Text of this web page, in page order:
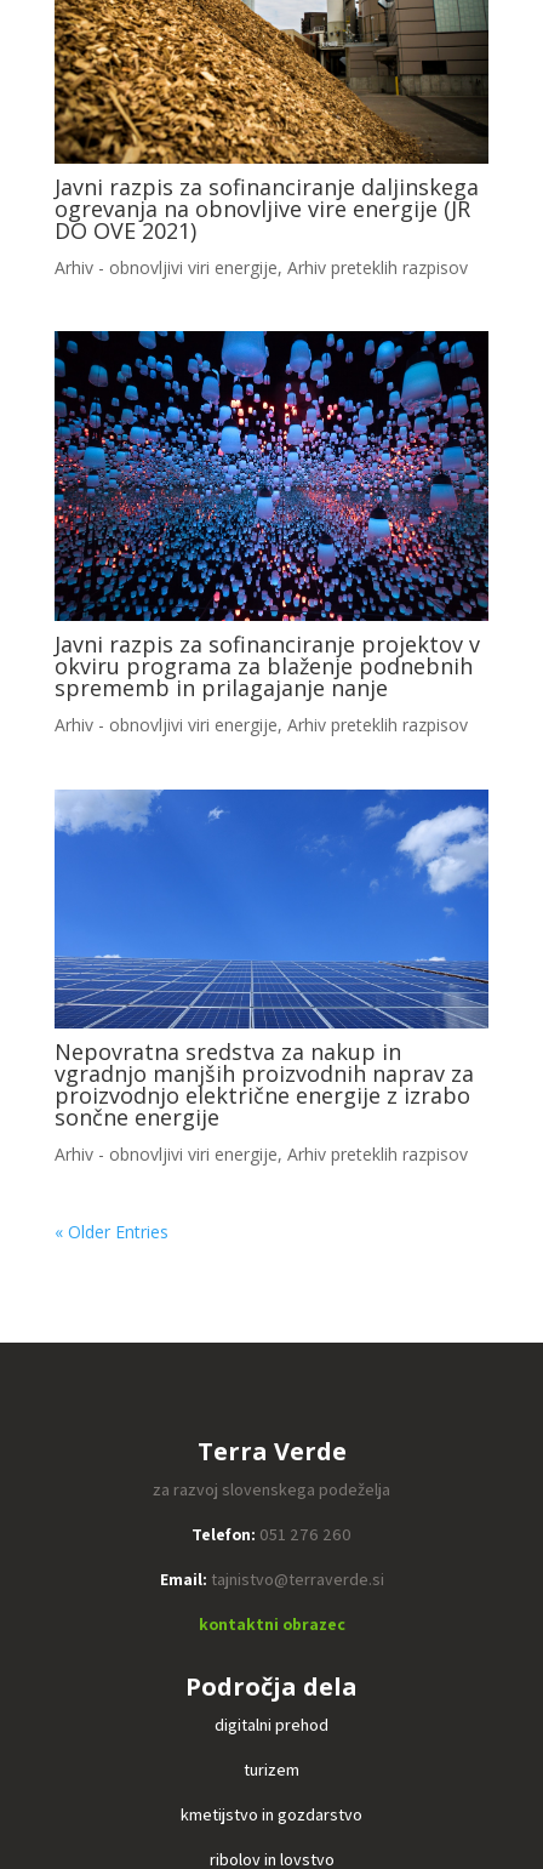
Javni razpis za sofinanciranje daljinskega
ogrevanja na obnovljive vire energije (JR
DO OVE 2021)
Arhiv - obnovljivi viri energije, Arhiv preteklih razpisov
Javni razpis za sofinanciranje projektov v
okviru programa za blaženje podnebnih
sprememb in prilagajanje nanje
Arhiv - obnovljivi viri energije, Arhiv preteklih razpisov
Nepovratna sredstva za nakup in
vgradnjo manjših proizvodnih naprav za
proizvodnjo električne energije z izrabo
sončne energije
Arhiv - obnovljivi viri energije, Arhiv preteklih razpisov
« Older Entries
Terra Verde
za razvoj slovenskega podeželja
Telefon: 051 276 260
Email: tajnistvo@terraverde.si
kontaktni obrazec
Področja dela
digitalni prehod
turizem
kmetijstvo in gozdarstvo
ribolov in lovstvo